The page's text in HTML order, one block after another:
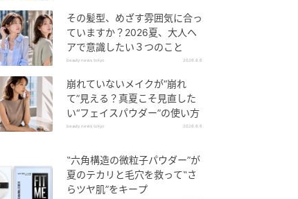
その髪型、めざす雰囲気に合っ
ていますか？2026夏、大人ヘ
アで意識したい３つのこと
beauty news tokyo 2026.8.6
崩れていないメイクが“崩れ
て”見える？真夏こそ見直した
い“フェイスパウダー”の使い方
beauty news tokyo 2026.8.6
‟六角構造の微粒子パウダー”が
夏のテカリと毛穴を救って‟さ
らツヤ肌”をキープ